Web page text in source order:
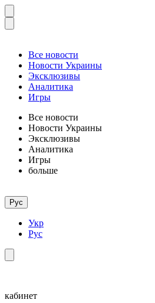
Все новости
Новости Украины
Эксклюзивы
Аналитика
Игры
Все новости
Новости Украины
Эксклюзивы
Аналитика
Игры
больше
Рус
Укр
Рус
кабинет